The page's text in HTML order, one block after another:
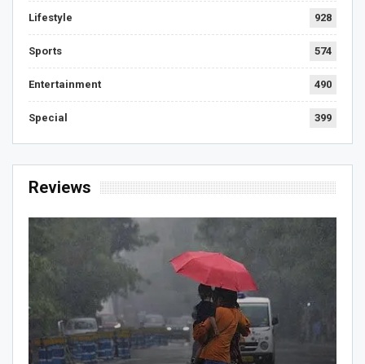
Lifestyle 928
Sports 574
Entertainment 490
Special 399
Reviews